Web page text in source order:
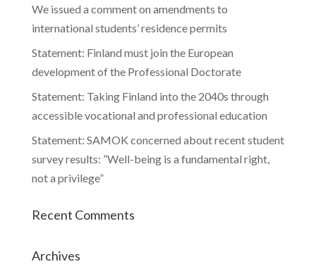
We issued a comment on amendments to
international students’ residence permits
Statement: Finland must join the European
development of the Professional Doctorate
Statement: Taking Finland into the 2040s through
accessible vocational and professional education
Statement: SAMOK concerned about recent student
survey results: ”Well-being is a fundamental right,
not a privilege”
Recent Comments
Archives